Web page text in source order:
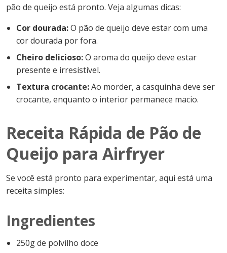
pão de queijo está pronto. Veja algumas dicas:
Cor dourada:O pão de queijo deve estar com uma
cor dourada por fora.
Cheiro delicioso:O aroma do queijo deve estar
presente e irresistível.
Textura crocante:Ao morder, a casquinha deve ser
crocante, enquanto o interior permanece macio.
Receita Rápida de Pão de
Queijo para Airfryer
Se você está pronto para experimentar, aqui está uma
receita simples:
Ingredientes
250g de polvilho doce